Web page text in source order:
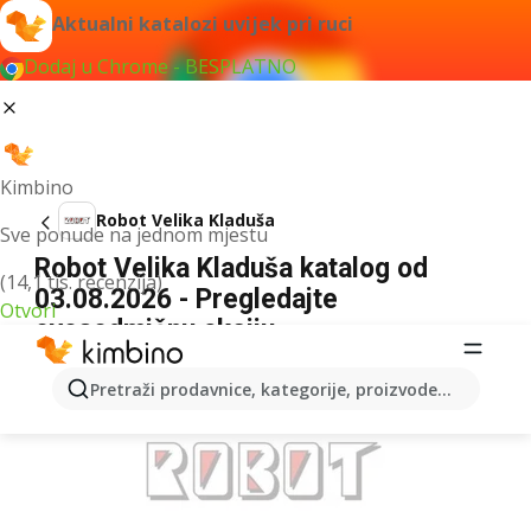
Aktualni katalozi uvijek pri ruci
Dodaj u Chrome - BESPLATNO
Kimbino
Sve ponude na jednom mjestu
(14,1 tis. recenzija)
Otvori
Pretraži prodavnice, kategorije, proizvode...
Robot Velika Kladuša
Robot Velika Kladuša katalog od
03.08.2026 - Pregledajte
ovosedmičnu akciju